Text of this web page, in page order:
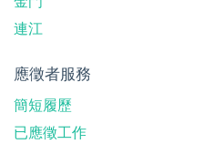
連江
應徵者服務
簡短履歷
已應徵工作